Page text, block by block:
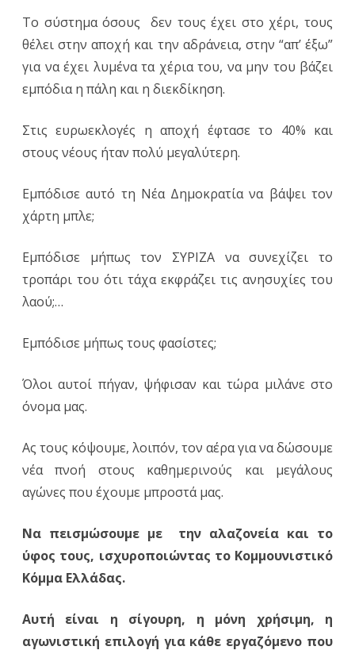
Το σύστημα όσους δεν τους έχει στο χέρι, τους
θέλει στην αποχή και την αδράνεια, στην “απ’ έξω”
για να έχει λυμένα τα χέρια του, να μην του βάζει
εμπόδια η πάλη και η διεκδίκηση.
Στις ευρωεκλογές η αποχή έφτασε το 40% και
στους νέους ήταν πολύ μεγαλύτερη.
Εμπόδισε αυτό τη Νέα Δημοκρατία να βάψει τον
χάρτη μπλε;
Εμπόδισε μήπως τον ΣΥΡΙΖΑ να συνεχίζει το
τροπάρι του ότι τάχα εκφράζει τις ανησυχίες του
λαού;…
Εμπόδισε μήπως τους φασίστες;
Όλοι αυτοί πήγαν, ψήφισαν και τώρα μιλάνε στο
όνομα μας.
Ας τους κόψουμε, λοιπόν, τον αέρα για να δώσουμε
νέα πνοή στους καθημερινούς και μεγάλους
αγώνες που έχουμε μπροστά μας.
Να πεισμώσουμε με την αλαζονεία και το
ύφος τους, ισχυροποιώντας το Κομμουνιστικό
Κόμμα Ελλάδας.
Αυτή είναι η σίγουρη, η μόνη χρήσιμη, η
αγωνιστική επιλογή για κάθε εργαζόμενο που